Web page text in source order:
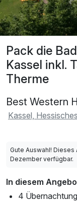
Pack die
Kassel inkl.
Therme
Best Western
Kassel,
Gute Auswahl!
Dezember verfügbar.
In diesem
4